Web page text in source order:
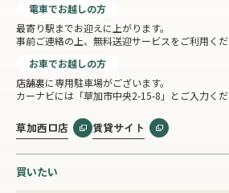
電車でお越しの方
最寄り駅までお迎えに上がります。
事前ご連絡の上、無料送迎サービスをご利用くだ
お車でお越しの方
店舗裏に専用駐車場がございます。
カーナビには「草加市中央2-15-8」とご入力くだ
草加西口店 賃貸サイト
買いたい